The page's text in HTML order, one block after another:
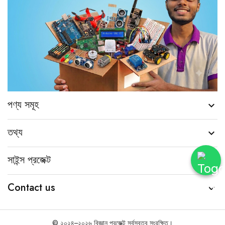
পণ্য সমূহ 
তথ্য 
সাইন্স প্রজেক্ট
Contact us 
© ২০২৪–২০২৬ বিজ্ঞান প্রজেক্ট সর্বস্বত্ব সংরক্ষিত।